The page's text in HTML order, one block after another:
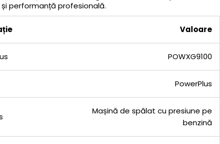
performanță profesională.
Valoare
POWXG9100
PowerPlus
Mașină de spălat cu presiune pe
benzină